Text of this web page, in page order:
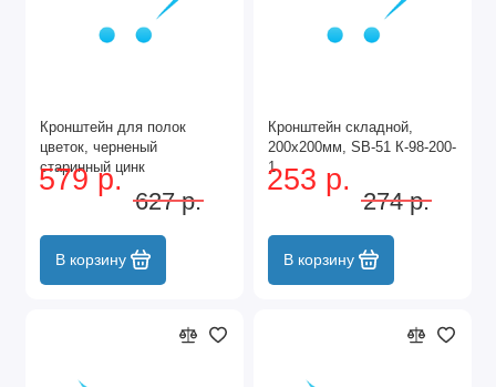
Кронштейн для полок
цветок, черненый
старинный цинк
(240х40х190 мм.) MF-150
579 р.
627 р.
В корзину
Кронштейн складной,
200х200мм, SB-51 К-98-200-
1
253 р.
274 р.
В корзину